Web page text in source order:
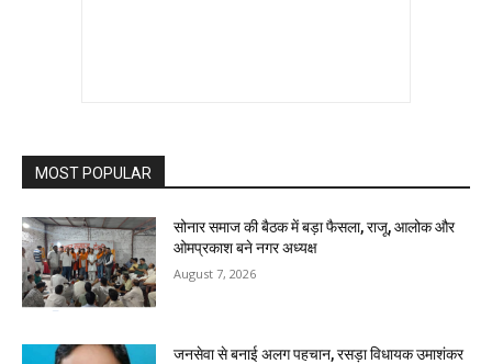
MOST POPULAR
सोनार समाज की बैठक में बड़ा फैसला, राजू, आलोक और
ओमप्रकाश बने नगर अध्यक्ष
August 7, 2026
जनसेवा से बनाई अलग पहचान, रसड़ा विधायक उमाशंकर